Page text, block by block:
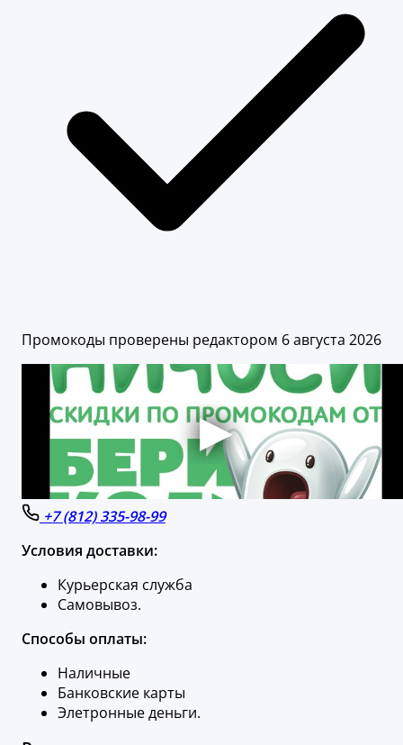
Промокоды проверены редактором 6 августа 2026
+7 (812) 335-98-99
Условия доставки:
Курьерская служба
Самовывоз.
Способы оплаты:
Наличные
Банковские карты
Элетронные деньги.